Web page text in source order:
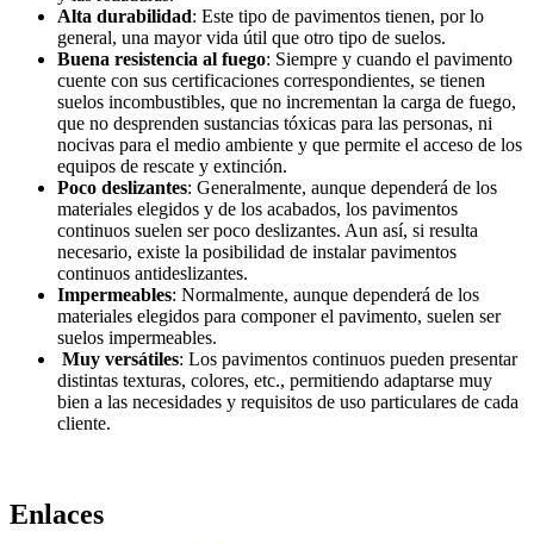
Alta durabilidad: Este tipo de pavimentos tienen, por lo
general, una mayor vida útil que otro tipo de suelos.
Buena resistencia al fuego: Siempre y cuando el pavimento
cuente con sus certificaciones correspondientes, se tienen
suelos incombustibles, que no incrementan la carga de fuego,
que no desprenden sustancias tóxicas para las personas, ni
nocivas para el medio ambiente y que permite el acceso de los
equipos de rescate y extinción.
Poco deslizantes: Generalmente, aunque dependerá de los
materiales elegidos y de los acabados, los pavimentos
continuos suelen ser poco deslizantes. Aun así, si resulta
necesario, existe la posibilidad de instalar pavimentos
continuos antideslizantes.
Impermeables: Normalmente, aunque dependerá de los
materiales elegidos para componer el pavimento, suelen ser
suelos impermeables.
Muy versátiles: Los pavimentos continuos pueden presentar
distintas texturas, colores, etc., permitiendo adaptarse muy
bien a las necesidades y requisitos de uso particulares de cada
cliente.
Enlaces